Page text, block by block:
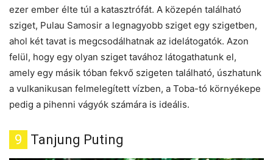
ezer ember élte túl a katasztrófát. A közepén található
sziget, Pulau Samosir a legnagyobb sziget egy szigetben,
ahol két tavat is megcsodálhatnak az idelátogatók. Azon
felül, hogy egy olyan sziget tavához látogathatunk el,
amely egy másik tóban fekvő szigeten található, úszhatunk
a vulkanikusan felmelegített vízben, a Toba-tó környékepe
pedig a pihenni vágyók számára is ideális.
9 Tanjung Puting